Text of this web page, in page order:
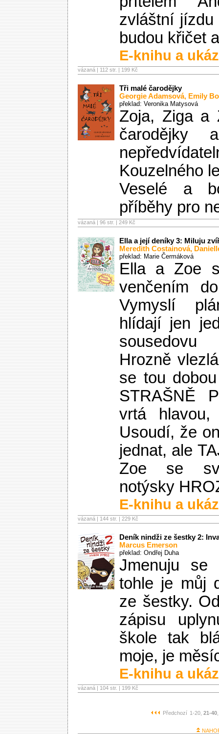
zvláštní
budou křičet
E-knihu a
vázaná | 112 str. | 199 Kč
Tři malé čarodějky
Georgie Adamsová, Emily
překlad: Veronika Matysová
Zoja, Ziga a
Kouzelného
Veselé a
příběhy pro
vázaná | 96 str. | 249 Kč
Ella a její deníky 3: Miluju
Meredith Costainová,
překlad: Marie Čermáková
Ella a Zoe
venčením
Vymyslí
hlídají jen
sousedovu
Hrozně
se tou
STRAŠNĚ
vrtá
Usoudí, že
jednat, ale
Zoe se
notýsky
E-knihu a
vázaná | 144 str. | 229 Kč
Deník nindži ze šestky 2:
Marcus Emerson
překlad: Ondřej Duha
Jmenuju se
tohle je můj
ze šestky.
zápisu
škole tak
moje, je
E-knihu a
vázaná | 104 str. | 199 Kč
Předchozí 1-20, 21-40